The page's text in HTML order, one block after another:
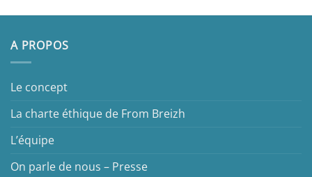
A PROPOS
Le concept
La charte éthique de From Breizh
L’équipe
On parle de nous – Presse